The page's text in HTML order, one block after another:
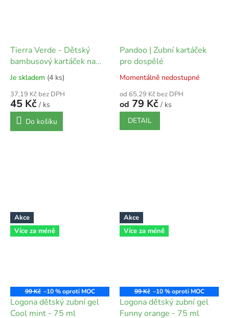
Tierra Verde - Dětský
bambusový kartáček na
zuby - soft mini
Je skladem (4 ks)
37,19 Kč bez DPH
45 Kč / ks
Do košíku
Pandoo | Zubní kartáček
pro dospělé
Momentálně nedostupné
od 65,29 Kč bez DPH
od 79 Kč / ks
DETAIL
Akce
Více za méně
99 Kč –10 %
Logona dětský zubní gel
Cool mint - 75 ml
Akce
Více za méně
99 Kč –10 %
Logona dětský zubní gel
Funny orange - 75 ml